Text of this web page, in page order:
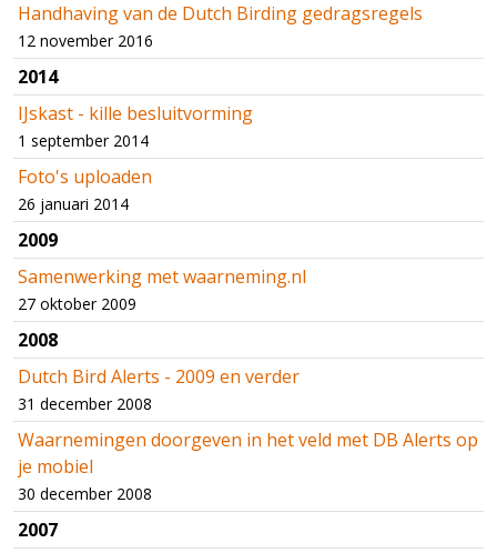
Handhaving van de Dutch Birding gedragsregels
12 november 2016
2014
IJskast - kille besluitvorming
1 september 2014
Foto's uploaden
26 januari 2014
2009
Samenwerking met waarneming.nl
27 oktober 2009
2008
Dutch Bird Alerts - 2009 en verder
31 december 2008
Waarnemingen doorgeven in het veld met DB Alerts op
je mobiel
30 december 2008
2007